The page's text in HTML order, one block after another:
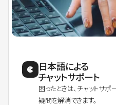
日本語による
チャットサポート
困ったときは、チャットサ
疑問を解消できます。